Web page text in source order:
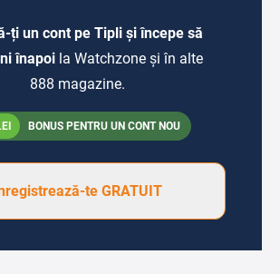
ți un cont pe Tipli și începe să
înapoi la Watchzone și în alte
888 magazine.
BONUS PENTRU UN CONT NOU
te GRATUIT